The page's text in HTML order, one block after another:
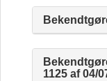
1125 af 04/